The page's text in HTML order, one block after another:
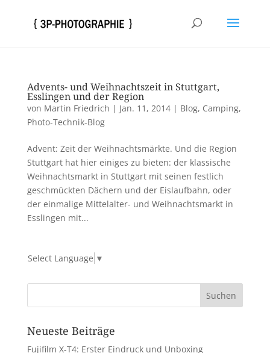
Advents- und Weihnachtszeit in Stuttgart,
Esslingen und der Region
von Martin Friedrich | Jan. 11, 2014| Blog, Camping,
Photo-Technik-Blog
Advent: Zeit der Weihnachtsmärkte. Und die Region
Stuttgart hat hier einiges zu bieten: der klassische
Weihnachtsmarkt in Stuttgart mit seinen festlich
geschmückten Dächern und der Eislaufbahn, oder
der einmalige Mittelalter- und Weihnachtsmarkt in
Esslingen mit...
Select Language ▼
Neueste Beiträge
Fujifilm X-T4: Erster Eindruck und Unboxing